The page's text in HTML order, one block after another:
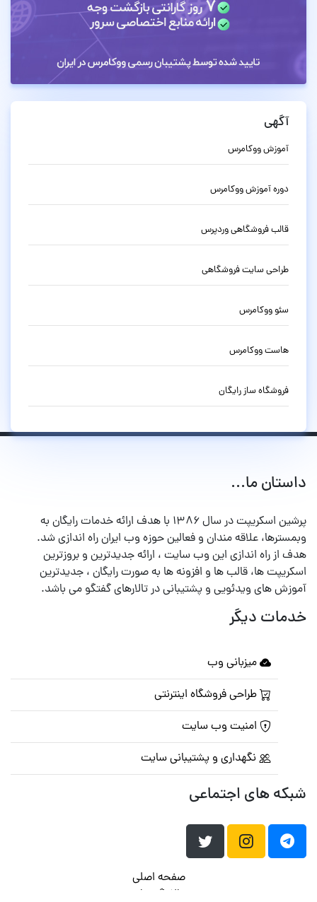
آگهی
آموزش ووکامرس
دوره آموزش ووکامرس
قالب فروشگاهی وردپرس
طراحی سایت فروشگاهی
سئو ووکامرس
هاست ووکامرس
فروشگاه ساز رایگان
داستان ما...
پرشین اسکریپت در سال ۱۳۸۶ با هدف ارائه خدمات رایگان به
وبمسترها، علاقه مندان و فعالین حوزه وب ایران راه اندازی شد.
هدف از راه اندازی این وب سایت ، ارائه جدیدترین و بروزترین
اسکریپت ها، قالب ها و افزونه ها به صورت رایگان ، جدیدترین
آموزش های ویدئویی و پشتیبانی در تالارهای گفتگو می باشد.
خدمات دیگر
میزبانی وب
طراحی فروشگاه اینترنتی
امنیت وب سایت
نگهداری و پشتیبانی سایت
شبکه های اجتماعی
صفحه اصلی
تالار گفتمان